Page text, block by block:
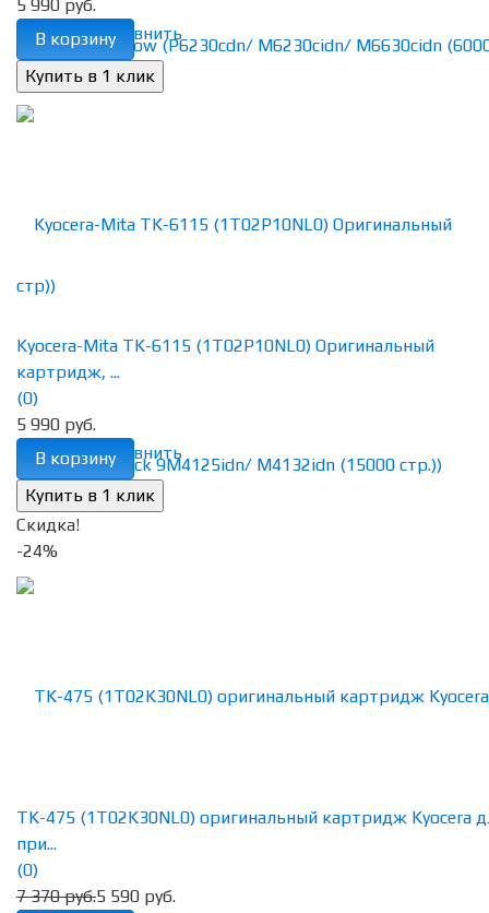
избранное сравнить
5 990 руб.
В корзину
избранное сравнить
Kyocera-Mita TK-6115 (1T02P10NL0) Оригинальный
картридж, ...
(0)
5 990 руб.
В корзину
Скидка!
-24%
TK-475 (1T02K30NL0) оригинальный картридж Kyocera
при...
(0)
7 370 руб.5 590 руб.